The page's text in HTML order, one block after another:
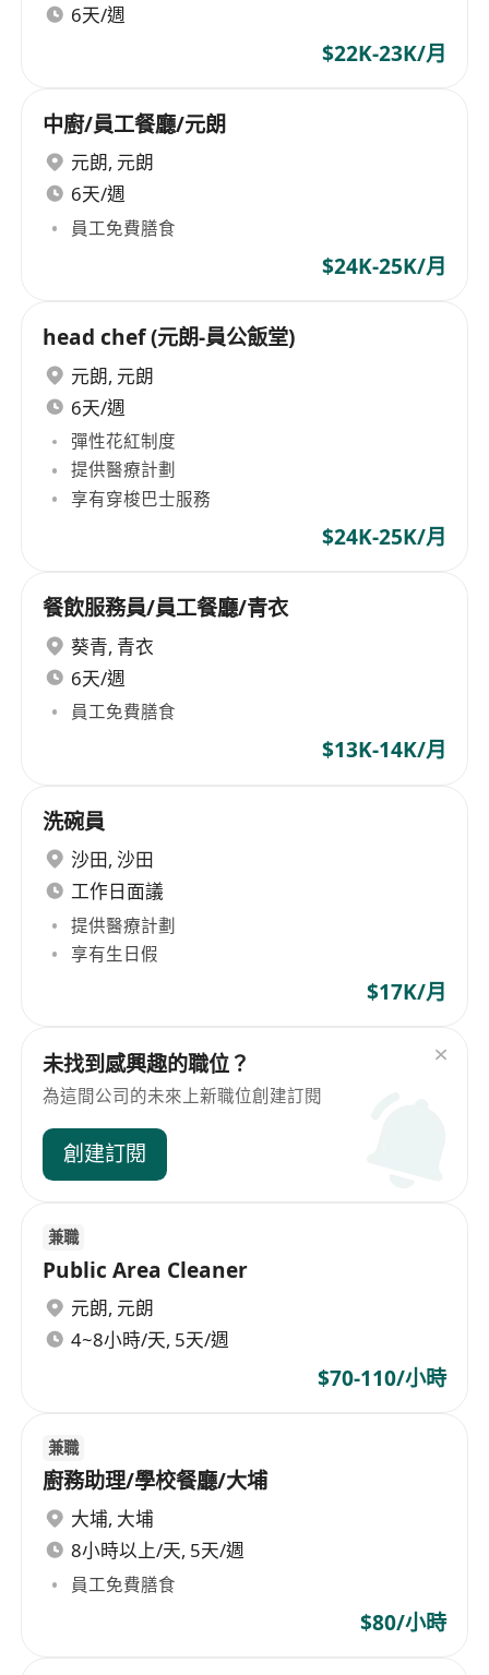
6天/週
$22K-23K/月
中廚/員工餐廳/元朗
元朗, 元朗
6天/週
員工免費膳食
$24K-25K/月
head chef (元朗-員公飯堂)
元朗, 元朗
6天/週
彈性花紅制度
提供醫療計劃
享有穿梭巴士服務
$24K-25K/月
餐飲服務員/員工餐廳/青衣
葵青, 青衣
6天/週
員工免費膳食
$13K-14K/月
洗碗員
沙田, 沙田
工作日面議
提供醫療計劃
享有生日假
$17K/月
未找到感興趣的職位？
為這間公司的未來上新職位創建訂閱
創建訂閱
兼職
Public Area Cleaner
元朗, 元朗
4~8小時/天, 5天/週
$70-110/小時
兼職
廚務助理/學校餐廳/大埔
大埔, 大埔
8小時以上/天, 5天/週
員工免費膳食
$80/小時